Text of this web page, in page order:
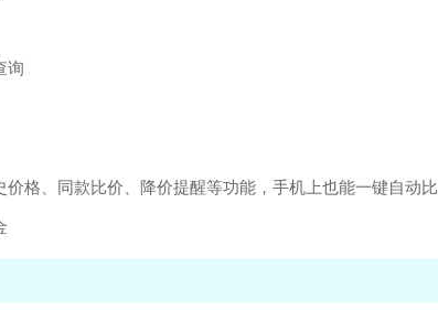
询
格、同款比价、降价提醒等功能，手机上也能一键自动